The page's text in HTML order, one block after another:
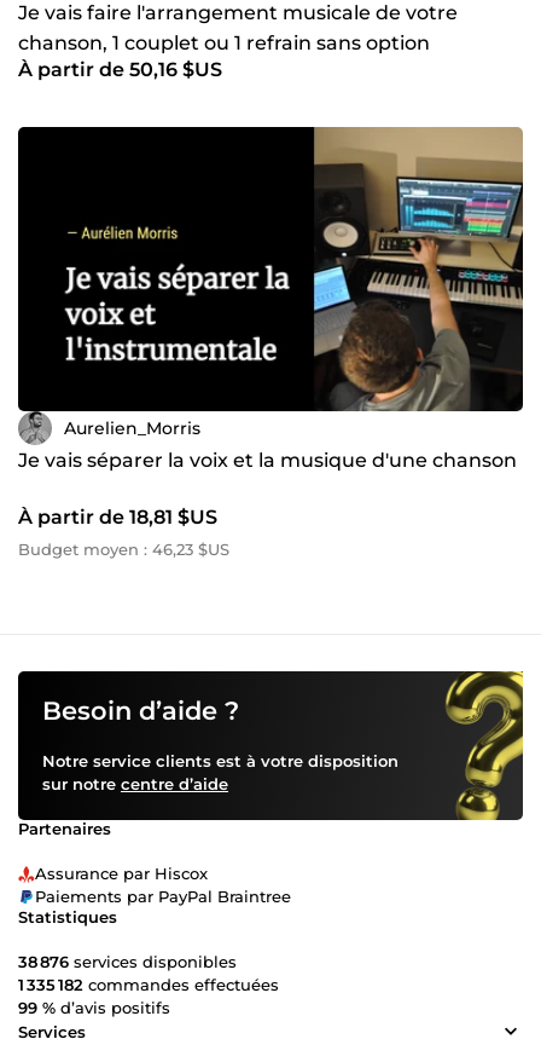
Je vais faire l'arrangement musicale de votre
chanson, 1 couplet ou 1 refrain sans option
À partir de 50,16 $US
Aurelien_Morris
Je vais séparer la voix et la musique d'une chanson
À partir de 18,81 $US
Budget moyen : 46,23 $US
Besoin d’aide ?
Notre service clients est à votre disposition
sur notre centre d’aide
Partenaires
Assurance par Hiscox
Paiements par PayPal Braintree
Statistiques
38 876 services disponibles
1 335 182 commandes effectuées
99 % d’avis positifs
Services